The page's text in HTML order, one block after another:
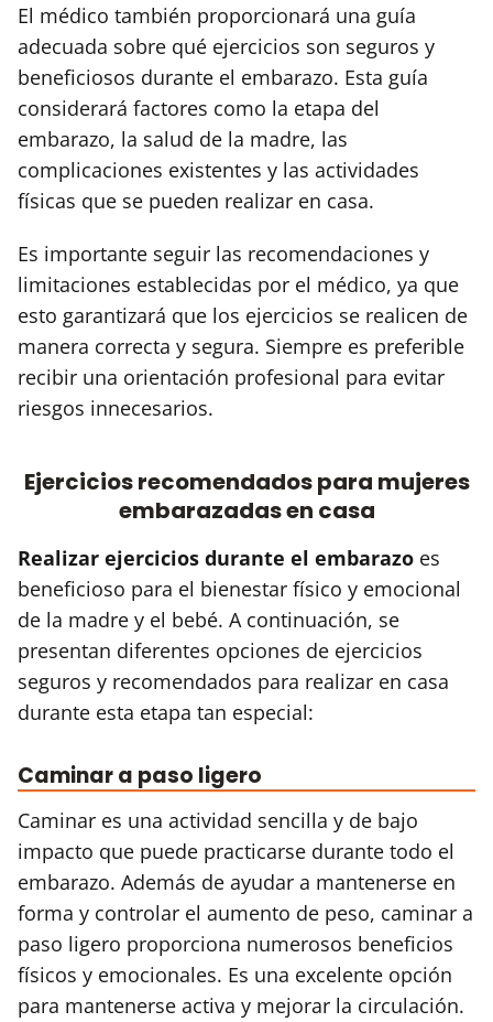
El médico también proporcionará una guía
adecuada sobre qué ejercicios son seguros y
beneficiosos durante el embarazo. Esta guía
considerará factores como la etapa del
embarazo, la salud de la madre, las
complicaciones existentes y las actividades
físicas que se pueden realizar en casa.
Es importante seguir las recomendaciones y
limitaciones establecidas por el médico, ya que
esto garantizará que los ejercicios se realicen de
manera correcta y segura. Siempre es preferible
recibir una orientación profesional para evitar
riesgos innecesarios.
Ejercicios recomendados para mujeres
embarazadas en casa
Realizar ejercicios durante el embarazo es
beneficioso para el bienestar físico y emocional
de la madre y el bebé. A continuación, se
presentan diferentes opciones de ejercicios
seguros y recomendados para realizar en casa
durante esta etapa tan especial:
Caminar a paso ligero
Caminar es una actividad sencilla y de bajo
impacto que puede practicarse durante todo el
embarazo. Además de ayudar a mantenerse en
forma y controlar el aumento de peso, caminar a
paso ligero proporciona numerosos beneficios
físicos y emocionales. Es una excelente opción
para mantenerse activa y mejorar la circulación.